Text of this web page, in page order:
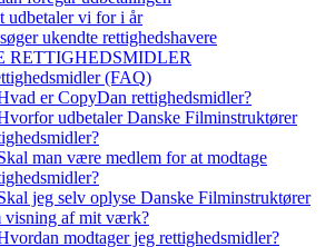
udbetaler vi for i år
ukendte rettighedshavere
RETTIGHEDSMIDLER
(FAQ)
er CopyDan rettighedsmidler?
udbetaler Danske Filminstruktører
man være medlem for at modtage
jeg selv oplyse Danske Filminstruktører
visning af mit værk?
modtager jeg rettighedsmidler?